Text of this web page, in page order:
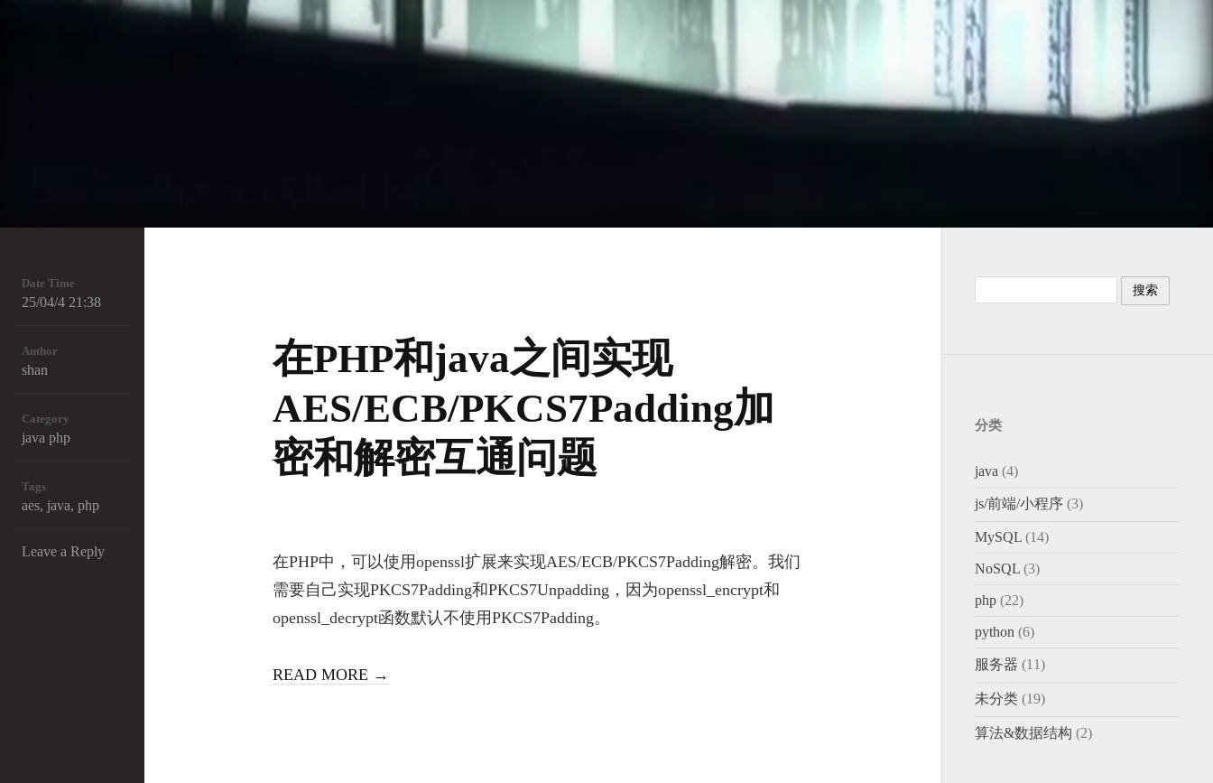
Date Time
25/04/4 21:38
Author
shan
Category
java php
Tags
aes, java, php
Leave a Reply
在PHP和java之间实现
AES/ECB/PKCS7Padding加
密和解密互通问题
在PHP中，可以使用openssl扩展来实现AES/ECB/PKCS7Padding解密。我们
需要自己实现PKCS7Padding和PKCS7Unpadding，因为openssl_encrypt和
openssl_decrypt函数默认不使用PKCS7Padding。
READ MORE →
分类
java (4)
js/前端/小程序 (3)
MySQL (14)
NoSQL (3)
php (22)
python (6)
服务器 (11)
未分类 (19)
算法&数据结构 (2)